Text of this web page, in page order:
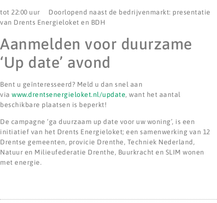
tot 22:00 uur Doorlopend naast de bedrijvenmarkt: presentatie
van Drents Energieloket en BDH
Aanmelden voor duurzame
‘Up date’ avond
Bent u geïnteresseerd? Meld u dan snel aan
via www.drentsenergieloket.nl/update, want het aantal
beschikbare plaatsen is beperkt!
De campagne ‘ga duurzaam up date voor uw woning’, is een
initiatief van het Drents Energieloket; een samenwerking van 12
Drentse gemeenten, provicie Drenthe, Techniek Nederland,
Natuur en Milieufederatie Drenthe, Buurkracht en SLIM wonen
met energie.